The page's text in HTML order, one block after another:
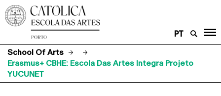
PT
School Of Arts
Erasmus+ CBHE: Escola Das Artes Integra Projeto
YUCUNET